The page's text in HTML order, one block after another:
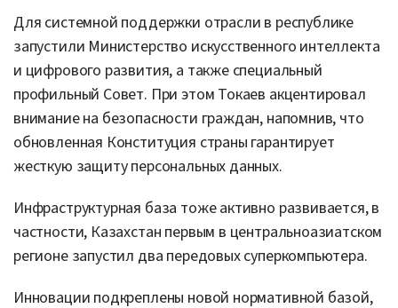
Для системной поддержки отрасли в республике
запустили Министерство искусственного интеллекта
и цифрового развития, а также специальный
профильный Совет. При этом Токаев акцентировал
внимание на безопасности граждан, напомнив, что
обновленная Конституция страны гарантирует
жесткую защиту персональных данных.
Инфраструктурная база тоже активно развивается, в
частности, Казахстан первым в центральноазиатском
регионе запустил два передовых суперкомпьютера.
Инновации подкреплены новой нормативной базой,